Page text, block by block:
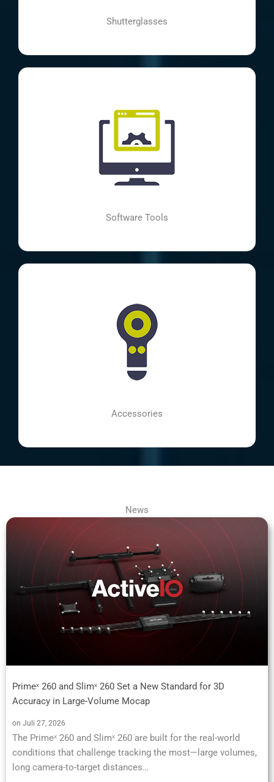
Shutterglasses
Software Tools
Accessories
News
Primeˣ 260 and Slimˣ 260 Set a New Standard for 3D
Accuracy in Large-Volume Mocap
on Juli 27, 2026
The Primeˣ 260 and Slimˣ 260 are built for the real-world
conditions that challenge tracking the most—large volumes,
long camera-to-target distances…